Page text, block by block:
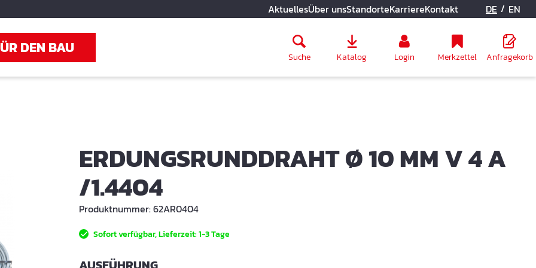
AktuellesÜber unsStandorteKarriereKontakt DE / EN
DEN BAU Suche Katalog Login Merkzettel Anfragekorb
ERDUNGSRUNDDRAHT Ø 10 MM V 4 A
/1.4404
Produktnummer:62AR0404
Sofort verfügbar, Lieferzeit: 1-3 Tage
AUSWÄHLEN